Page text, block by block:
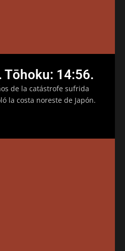
Tōhoku: 14:56.
de la catástrofe sufrida
la costa noreste de Japón.